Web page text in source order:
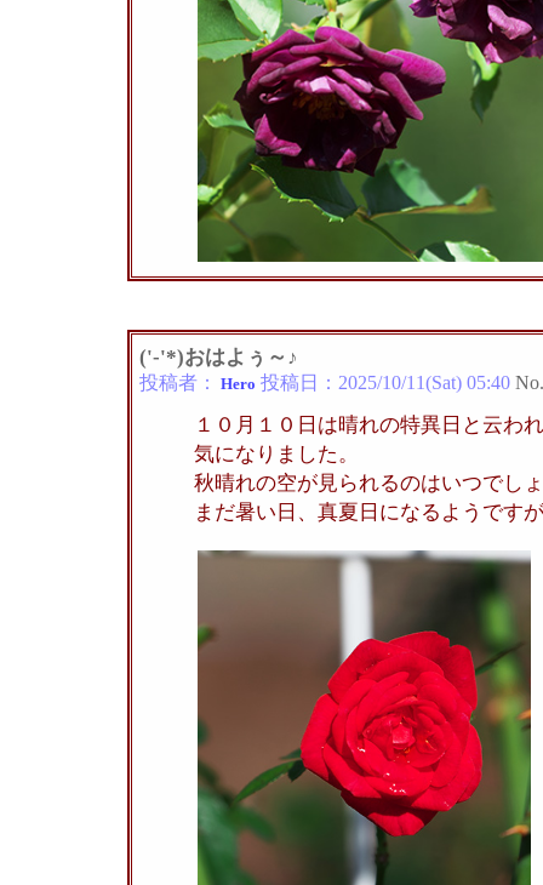
('-'*)おはよぅ～♪
投稿者： Hero 投稿日： 2025/10/11(Sat) 05:40 No.
１０月１０日は晴れの特異日と云わ
気になりました。
秋晴れの空が見られるのはいつでし
まだ暑い日、真夏日になるようです